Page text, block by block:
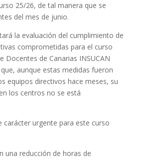
25/26, de tal manera que se
del mes de junio.
la evaluación del cumplimiento de
comprometidas para el curso
Docentes de Canarias INSUCAN
aunque estas medidas fueron
equipos directivos hace meses, su
los centros no se está
carácter urgente para este curso
una reducción de horas de